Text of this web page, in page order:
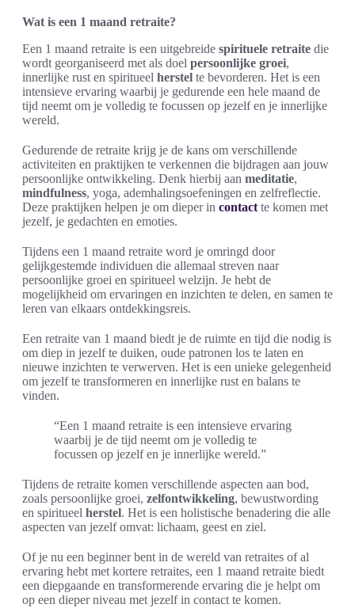
Wat is een 1 maand retraite?
Een 1 maand retraite is een uitgebreide spirituele retraite die
wordt georganiseerd met als doel persoonlijke groei,
innerlijke rust en spiritueel herstel te bevorderen. Het is een
intensieve ervaring waarbij je gedurende een hele maand de
tijd neemt om je volledig te focussen op jezelf en je innerlijke
wereld.
Gedurende de retraite krijg je de kans om verschillende
activiteiten en praktijken te verkennen die bijdragen aan jouw
persoonlijke ontwikkeling. Denk hierbij aan meditatie,
mindfulness, yoga, ademhalingsoefeningen en zelfreflectie.
Deze praktijken helpen je om dieper in contact te komen met
jezelf, je gedachten en emoties.
Tijdens een 1 maand retraite word je omringd door
gelijkgestemde individuen die allemaal streven naar
persoonlijke groei en spiritueel welzijn. Je hebt de
mogelijkheid om ervaringen en inzichten te delen, en samen te
leren van elkaars ontdekkingsreis.
Een retraite van 1 maand biedt je de ruimte en tijd die nodig is
om diep in jezelf te duiken, oude patronen los te laten en
nieuwe inzichten te verwerven. Het is een unieke gelegenheid
om jezelf te transformeren en innerlijke rust en balans te
vinden.
“Een 1 maand retraite is een intensieve ervaring
waarbij je de tijd neemt om je volledig te
focussen op jezelf en je innerlijke wereld.”
Tijdens de retraite komen verschillende aspecten aan bod,
zoals persoonlijke groei, zelfontwikkeling, bewustwording
en spiritueel herstel. Het is een holistische benadering die alle
aspecten van jezelf omvat: lichaam, geest en ziel.
Of je nu een beginner bent in de wereld van retraites of al
ervaring hebt met kortere retraites, een 1 maand retraite biedt
een diepgaande en transformerende ervaring die je helpt om
op een dieper niveau met jezelf in contact te komen.